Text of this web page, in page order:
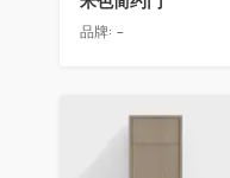
品牌: -
收藏